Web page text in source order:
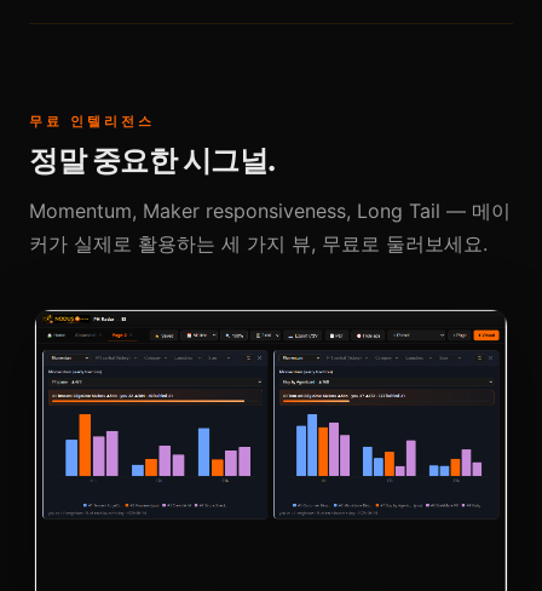
무료 인텔리전스
정말 중요한 시그널.
Momentum, Maker responsiveness, Long Tail — 메이
커가 실제로 활용하는 세 가지 뷰, 무료로 둘러보세요.